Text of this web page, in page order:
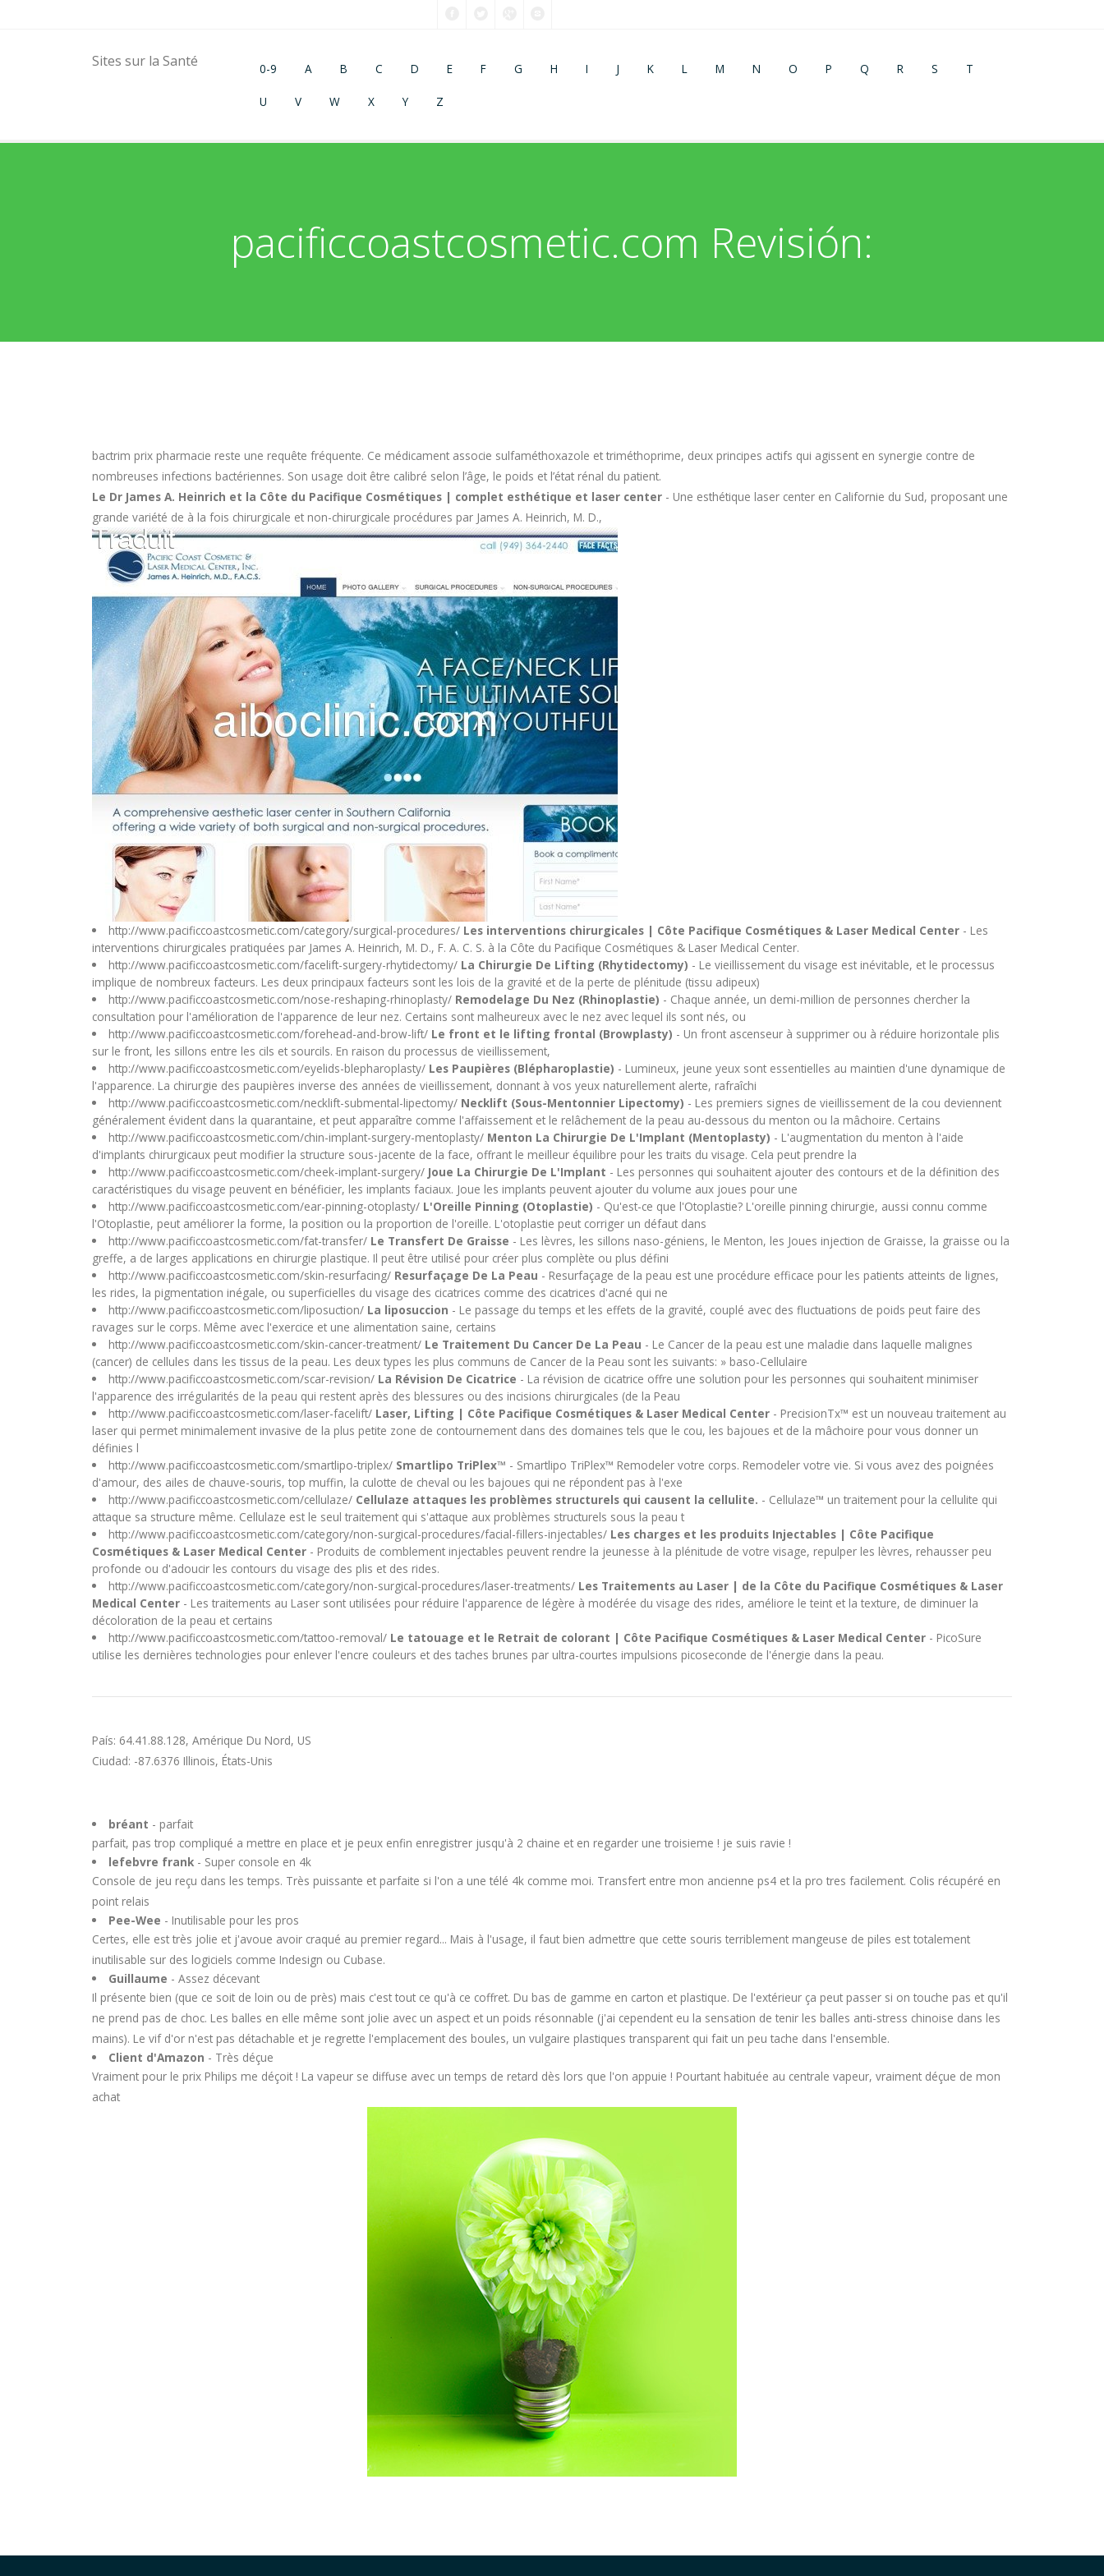
Sites sur la Santé 0-9 A B C D E F G H I J K L M N O P Q R S T
U V W X Y Z
pacificcoastcosmetic.com Revisión:
bactrim prix pharmacie reste une requête fréquente. Ce médicament associe sulfaméthoxazole et triméthoprime, deux principes actifs qui agissent en synergie contre de
nombreuses infections bactériennes. Son usage doit être calibré selon l’âge, le poids et l’état rénal du patient.
Le Dr James A. Heinrich et la Côte du Pacifique Cosmétiques | complet esthétique et laser center - Une esthétique laser center en Californie du Sud, proposant une
grande variété de à la fois chirurgicale et non-chirurgicale procédures par James A. Heinrich, M. D.,
http://www.pacificcoastcosmetic.com/category/surgical-procedures/ Les interventions chirurgicales | Côte Pacifique Cosmétiques & Laser Medical Center- Les
interventions chirurgicales pratiquées par James A. Heinrich, M. D., F. A. C. S. à la Côte du Pacifique Cosmétiques & Laser Medical Center.
http://www.pacificcoastcosmetic.com/facelift-surgery-rhytidectomy/ La Chirurgie De Lifting (Rhytidectomy) - Le vieillissement du visage est inévitable, et le processus
implique de nombreux facteurs. Les deux principaux facteurs sont les lois de la gravité et de la perte de plénitude (tissu adipeux)
http://www.pacificcoastcosmetic.com/nose-reshaping-rhinoplasty/ Remodelage Du Nez (Rhinoplastie) - Chaque année, un demi-million de personnes chercher la
consultation pour l'amélioration de l'apparence de leur nez. Certains sont malheureux avec le nez avec lequel ils sont nés, ou
http://www.pacificcoastcosmetic.com/forehead-and-brow-lift/ Le front et le lifting frontal (Browplasty) - Un front ascenseur à supprimer ou à réduire horizontale plis
sur le front, les sillons entre les cils et sourcils. En raison du processus de vieillissement,
http://www.pacificcoastcosmetic.com/eyelids-blepharoplasty/ Les Paupières (Blépharoplastie) - Lumineux, jeune yeux sont essentielles au maintien d'une dynamique de
l'apparence. La chirurgie des paupières inverse des années de vieillissement, donnant à vos yeux naturellement alerte, rafraîchi
http://www.pacificcoastcosmetic.com/necklift-submental-lipectomy/ Necklift (Sous-Mentonnier Lipectomy) - Les premiers signes de vieillissement de la cou deviennent
généralement évident dans la quarantaine, et peut apparaître comme l'affaissement et le relâchement de la peau au-dessous du menton ou la mâchoire. Certains
http://www.pacificcoastcosmetic.com/chin-implant-surgery-mentoplasty/ Menton La Chirurgie De L'Implant (Mentoplasty) - L'augmentation du menton à l'aide
d'implants chirurgicaux peut modifier la structure sous-jacente de la face, offrant le meilleur équilibre pour les traits du visage. Cela peut prendre la
http://www.pacificcoastcosmetic.com/cheek-implant-surgery/ Joue La Chirurgie De L'Implant - Les personnes qui souhaitent ajouter des contours et de la définition des
caractéristiques du visage peuvent en bénéficier, les implants faciaux. Joue les implants peuvent ajouter du volume aux joues pour une
http://www.pacificcoastcosmetic.com/ear-pinning-otoplasty/ L'Oreille Pinning (Otoplastie) - Qu'est-ce que l'Otoplastie? L'oreille pinning chirurgie, aussi connu comme
l'Otoplastie, peut améliorer la forme, la position ou la proportion de l'oreille. L'otoplastie peut corriger un défaut dans
http://www.pacificcoastcosmetic.com/fat-transfer/ Le Transfert De Graisse - Les lèvres, les sillons naso-géniens, le Menton, les Joues injection de Graisse, la graisse ou la
greffe, a de larges applications en chirurgie plastique. Il peut être utilisé pour créer plus complète ou plus défini
http://www.pacificcoastcosmetic.com/skin-resurfacing/ Resurfaçage De La Peau - Resurfaçage de la peau est une procédure efficace pour les patients atteints de lignes,
les rides, la pigmentation inégale, ou superficielles du visage des cicatrices comme des cicatrices d'acné qui ne
http://www.pacificcoastcosmetic.com/liposuction/ La liposuccion - Le passage du temps et les effets de la gravité, couplé avec des fluctuations de poids peut faire des
ravages sur le corps. Même avec l'exercice et une alimentation saine, certains
http://www.pacificcoastcosmetic.com/skin-cancer-treatment/ Le Traitement Du Cancer De La Peau - Le Cancer de la peau est une maladie dans laquelle malignes
(cancer) de cellules dans les tissus de la peau. Les deux types les plus communs de Cancer de la Peau sont les suivants: » baso-Cellulaire
http://www.pacificcoastcosmetic.com/scar-revision/ La Révision De Cicatrice - La révision de cicatrice offre une solution pour les personnes qui souhaitent minimiser
l'apparence des irrégularités de la peau qui restent après des blessures ou des incisions chirurgicales (de la Peau
http://www.pacificcoastcosmetic.com/laser-facelift/ Laser, Lifting | Côte Pacifique Cosmétiques & Laser Medical Center- PrecisionTx™ est un nouveau traitement au
laser qui permet minimalement invasive de la plus petite zone de contournement dans des domaines tels que le cou, les bajoues et de la mâchoire pour vous donner un
définies l
http://www.pacificcoastcosmetic.com/smartlipo-triplex/ Smartlipo TriPlex™ - Smartlipo TriPlex™ Remodeler votre corps. Remodeler votre vie. Si vous avez des poignées
d'amour, des ailes de chauve-souris, top muffin, la culotte de cheval ou les bajoues qui ne répondent pas à l'exe
http://www.pacificcoastcosmetic.com/cellulaze/ Cellulaze attaques les problèmes structurels qui causent la cellulite. - Cellulaze™ un traitement pour la cellulite qui
attaque sa structure même. Cellulaze est le seul traitement qui s'attaque aux problèmes structurels sous la peau t
http://www.pacificcoastcosmetic.com/category/non-surgical-procedures/facial-fillers-injectables/ Les charges et les produits Injectables | Côte Pacifique
Cosmétiques & Laser Medical Center - Produits de comblement injectables peuvent rendre la jeunesse à la plénitude de votre visage, repulper les lèvres, rehausser peu
profonde ou d'adoucir les contours du visage des plis et des rides.
http://www.pacificcoastcosmetic.com/category/non-surgical-procedures/laser-treatments/ Les Traitements au Laser | de la Côte du Pacifique Cosmétiques & Laser
Medical Center - Les traitements au Laser sont utilisées pour réduire l'apparence de légère à modérée du visage des rides, améliore le teint et la texture, de diminuer la
décoloration de la peau et certains
http://www.pacificcoastcosmetic.com/tattoo-removal/ Le tatouage et le Retrait de colorant | Côte Pacifique Cosmétiques & Laser Medical Center- PicoSure
utilise les dernières technologies pour enlever l'encre couleurs et des taches brunes par ultra-courtes impulsions picoseconde de l'énergie dans la peau.
País: 64.41.88.128, Amérique Du Nord, US
Ciudad: -87.6376 Illinois, États-Unis
bréant - parfait
parfait, pas trop compliqué a mettre en place et je peux enfin enregistrer jusqu'à 2 chaine et en regarder une troisieme ! je suis ravie !
lefebvre frank- Super console en 4k
Console de jeu reçu dans les temps. Très puissante et parfaite si l'on a une télé 4k comme moi. Transfert entre mon ancienne ps4 et la pro tres facilement. Colis récupéré en
point relais
Pee-Wee - Inutilisable pour les pros
Certes, elle est très jolie et j'avoue avoir craqué au premier regard... Mais à l'usage, il faut bien admettre que cette souris terriblement mangeuse de piles est totalement
inutilisable sur des logiciels comme Indesign ou Cubase.
Guillaume - Assez décevant
Il présente bien (que ce soit de loin ou de près) mais c'est tout ce qu'à ce coffret. Du bas de gamme en carton et plastique. De l'extérieur ça peut passer si on touche pas et qu'il
ne prend pas de choc. Les balles en elle même sont jolie avec un aspect et un poids résonnable (j'ai cependent eu la sensation de tenir les balles anti-stress chinoise dans les
mains). Le vif d'or n'est pas détachable et je regrette l'emplacement des boules, un vulgaire plastiques transparent qui fait un peu tache dans l'ensemble.
Client d'Amazon - Très déçue
Vraiment pour le prix Philips me déçoit ! La vapeur se diffuse avec un temps de retard dès lors que l'on appuie ! Pourtant habituée au centrale vapeur, vraiment déçue de mon
achat